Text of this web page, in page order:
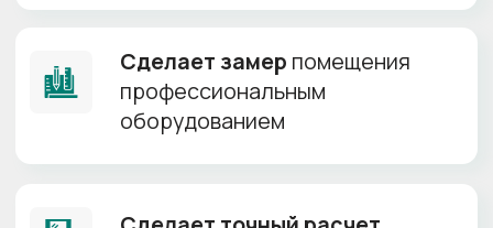
Самая низкая цена
Возможна установка
без газового баллона
+
0.18-0.23 мм
цена!